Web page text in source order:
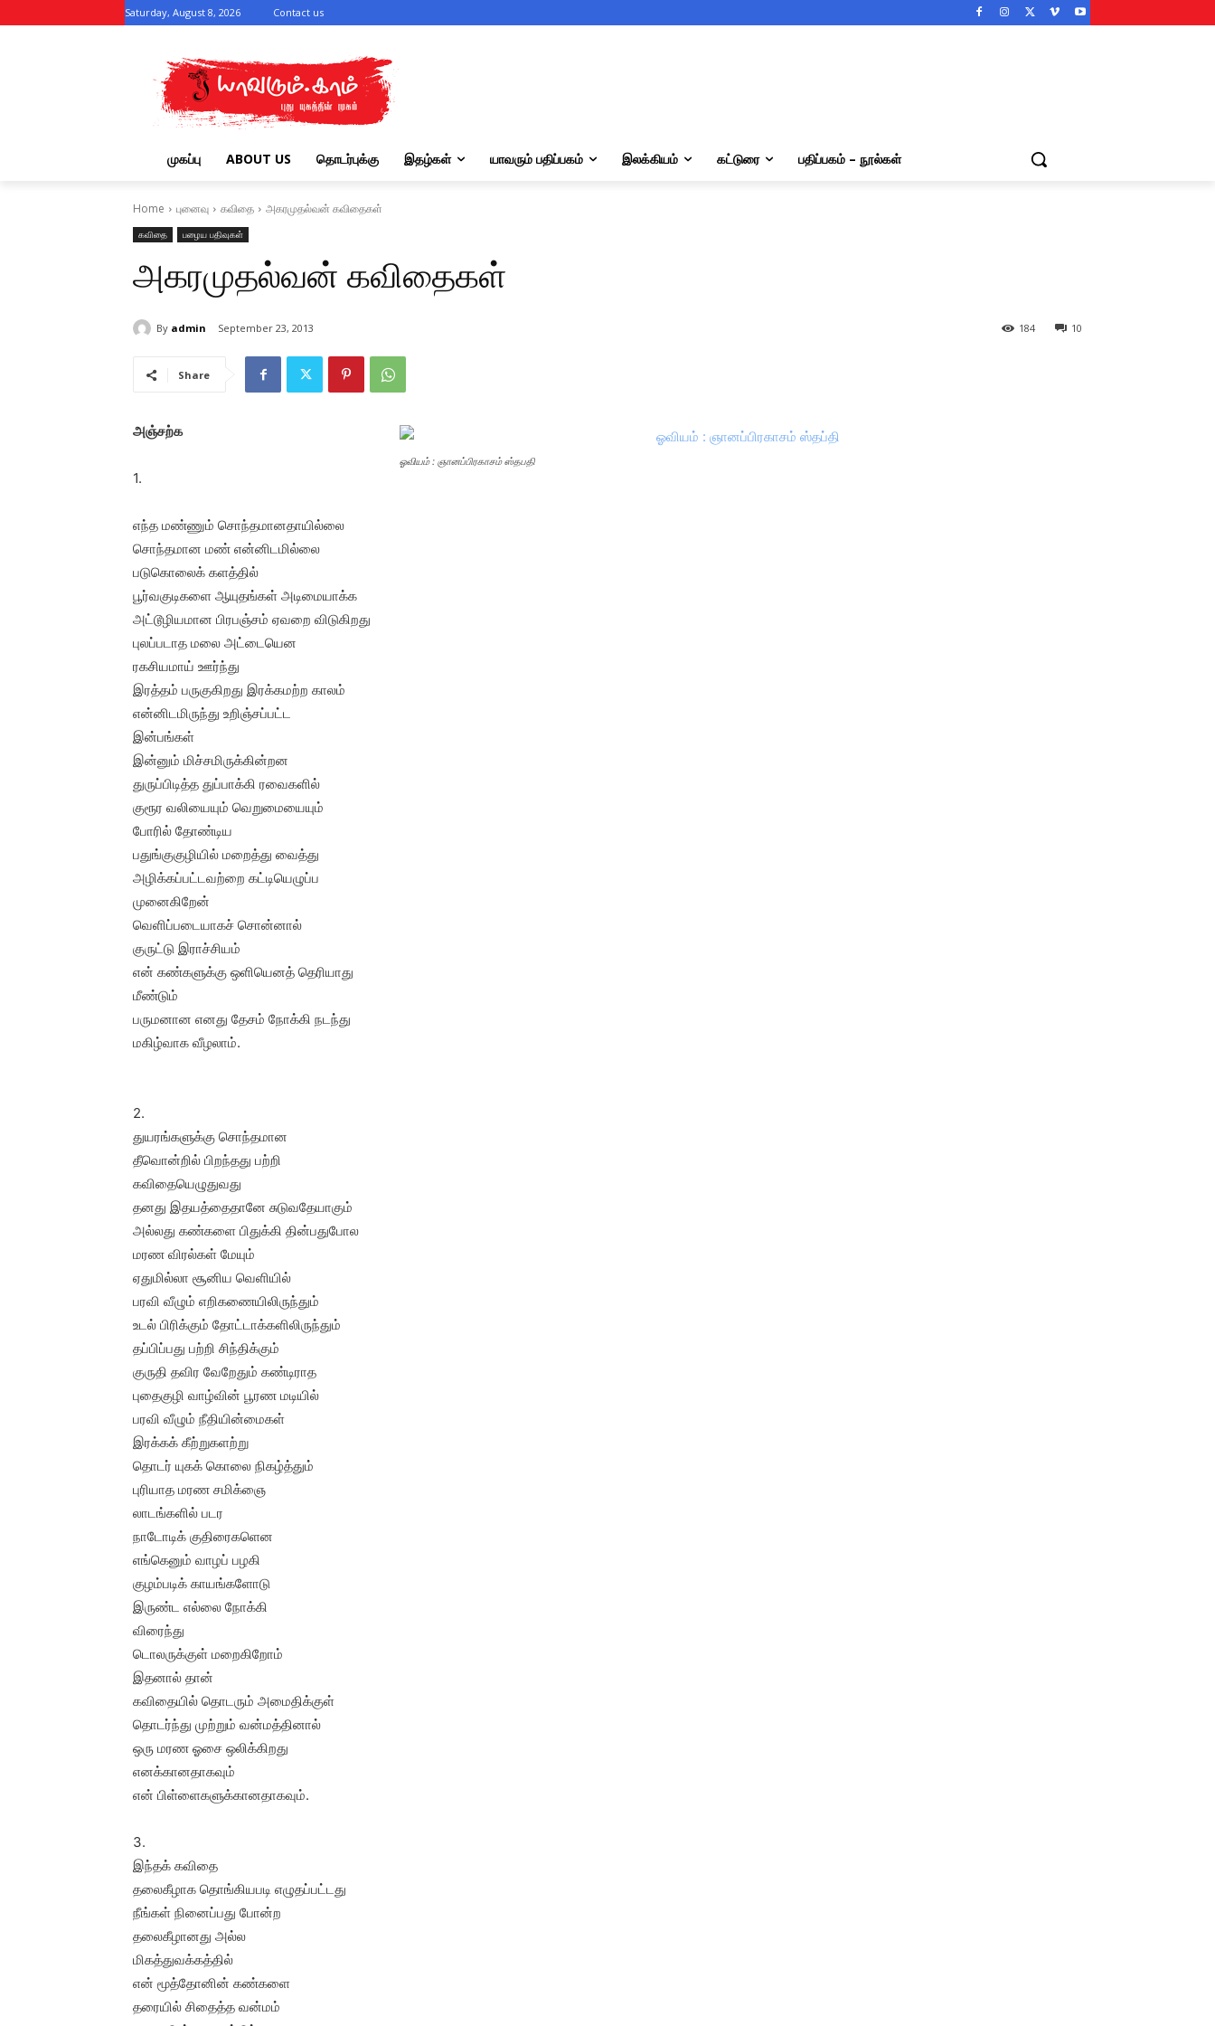
Saturday, August 8, 2026 Contact us
முகப்பு ABOUT US தொடர்புக்கு இதழ்கள் யாவரும் பதிப்பகம் இலக்கியம் கட்டுரை பதிப்பகம் – நூல்கள்
Home புனைவு கவிதை அகரமுதல்வன் கவிதைகள்
கவிதை பழைய பதிவுகள்
அகரமுதல்வன் கவிதைகள்
By admin September 23, 2013 10
184
Share
ஓவியம் : ஞானப்பிரகாசம் ஸ்தபதி
அஞ்சற்க
1.
எந்த மண்ணும் சொந்தமானதாயில்லை
சொந்தமான மண் என்னிடமில்லை
படுகொலைக் களத்தில்
பூர்வகுடிகளை ஆயுதங்கள் அடிமையாக்க
அட்டூழியமான பிரபஞ்சம் ஏவறை விடுகிறது
புலப்படாத மலை அட்டையென
ரகசியமாய் ஊர்ந்து
இரத்தம் பருகுகிறது இரக்கமற்ற காலம்
என்னிடமிருந்து உறிஞ்சப்பட்ட
இன்பங்கள்
இன்னும் மிச்சமிருக்கின்றன
துருப்பிடித்த துப்பாக்கி ரவைகளில்
குரூர வலியையும் வெறுமையையும்
போரில் தோண்டிய
பதுங்குகுழியில் மறைத்து வைத்து
அழிக்கப்பட்டவற்றை கட்டியெழுப்ப
முனைகிறேன்
வெளிப்படையாகச் சொன்னால்
குருட்டு இராச்சியம்
என் கண்களுக்கு ஒளியெனத் தெரியாது
மீண்டும்
பருமனான எனது தேசம் நோக்கி நடந்து
மகிழ்வாக வீழலாம்.
2.
துயரங்களுக்கு சொந்தமான
தீவொன்றில் பிறந்தது பற்றி
கவிதையெழுதுவது
தனது இதயத்தைதானே சுடுவதேயாகும்
அல்லது கண்களை பிதுக்கி தின்பதுபோல
மரண விரல்கள் மேயும்
ஏதுமில்லா சூனிய வெளியில்
பரவி வீழும் எறிகணையிலிருந்தும்
உடல் பிரிக்கும் தோட்டாக்களிலிருந்தும்
தப்பிப்பது பற்றி சிந்திக்கும்
குருதி தவிர வேறேதும் கண்டிராத
புதைகுழி வாழ்வின் பூரண மடியில்
பரவி வீழும் நீதியின்மைகள்
இரக்கக் கீற்றுகளற்று
தொடர் யுகக் கொலை நிகழ்த்தும்
புரியாத மரண சமிக்ஞை
லாடங்களில் படர
நாடோடிக் குதிரைகளென
எங்கெனும் வாழப் பழகி
குழம்படிக் காயங்களோடு
இருண்ட எல்லை நோக்கி
விரைந்து
டொலருக்குள் மறைகிறோம்
இதனால் தான்
கவிதையில் தொடரும் அமைதிக்குள்
தொடர்ந்து முற்றும் வன்மத்தினால்
ஒரு மரண ஓசை ஒலிக்கிறது
எனக்கானதாகவும்
என் பிள்ளைகளுக்கானதாகவும்.
3.
இந்தக் கவிதை
தலைகீழாக தொங்கியபடி எழுதப்பட்டது
நீங்கள் நினைப்பது போன்ற
தலைகீழானது அல்ல
மிகத்துவக்கத்தில்
என் மூத்தோனின் கண்களை
தரையில் சிதைத்த வன்மம்